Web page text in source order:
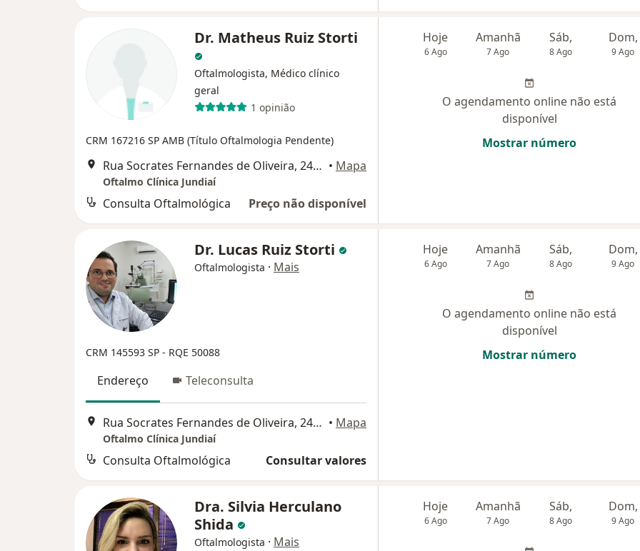
Dr. Matheus Ruiz Storti
Oftalmologista, Médico clínico
geral
1 opinião
CRM 167216 SP AMB (Título Oftalmologia Pendente)
Rua Socrates Fernandes de Oliveira, 245, Jundiaí • Mapa
Oftalmo Clínica Jundiaí
Consulta Oftalmológica Preço não disponível
Hoje
6 Ago
Amanhã
7 Ago
Sáb,
8 Ago
Dom,
9 Ago
O agendamento online não está
disponível
Mostrar número
Dr. Lucas Ruiz Storti
Oftalmologista · Mais
CRM 145593 SP - RQE 50088
Endereço Teleconsulta
Rua Socrates Fernandes de Oliveira, 245, Jundiaí • Mapa
Oftalmo Clínica Jundiaí
Consulta Oftalmológica Consultar valores
Hoje
6 Ago
Amanhã
7 Ago
Sáb,
8 Ago
Dom,
9 Ago
O agendamento online não está
disponível
Mostrar número
Dra. Silvia Herculano
Shida
Oftalmologista · Mais
Hoje
6 Ago
Amanhã
7 Ago
Sáb,
8 Ago
Dom,
9 Ago